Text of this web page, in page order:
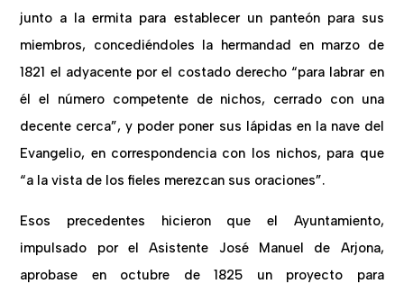
junto a la ermita para establecer un panteón para sus
miembros, concediéndoles la hermandad en marzo de
1821 el adyacente por el costado derecho “para labrar en
él el número competente de nichos, cerrado con una
decente cerca”, y poder poner sus lápidas en la nave del
Evangelio, en correspondencia con los nichos, para que
“a la vista de los fieles merezcan sus oraciones”.
Esos precedentes hicieron que el Ayuntamiento,
impulsado por el Asistente José Manuel de Arjona,
aprobase en octubre de 1825 un proyecto para